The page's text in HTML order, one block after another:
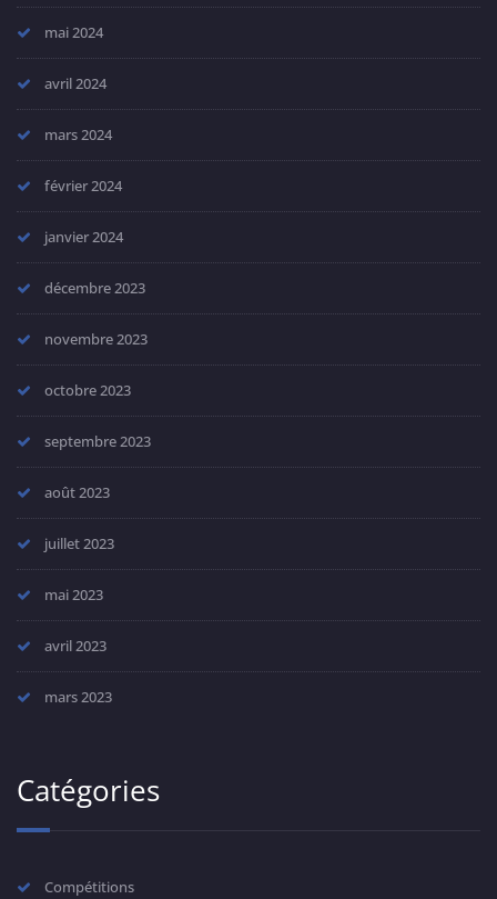
mai 2024
avril 2024
mars 2024
février 2024
janvier 2024
décembre 2023
novembre 2023
octobre 2023
septembre 2023
août 2023
juillet 2023
mai 2023
avril 2023
mars 2023
Catégories
Compétitions